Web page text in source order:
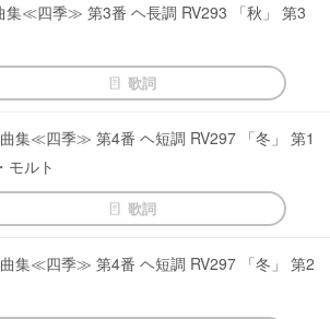
集≪四季≫ 第3番 ヘ長調 RV293 「秋」 第3
歌詞
集≪四季≫ 第4番 ヘ短調 RV297 「冬」 第1
モルト
歌詞
集≪四季≫ 第4番 ヘ短調 RV297 「冬」 第2